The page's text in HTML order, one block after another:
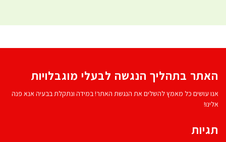
האתר בתהליך הנגשה לבעלי מוגבלויות
אנו עושים כל מאמץ להשלים את הנגשת האתר! במידה ונתקלת בבעיה אנא פנה
אלינו!
תגיות